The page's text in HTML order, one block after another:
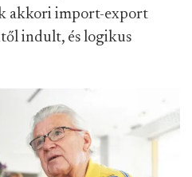
akkori import-export
indult, és logikus